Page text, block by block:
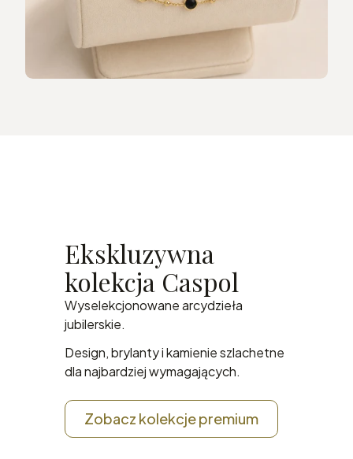
Ekskluzywna
kolekcja Caspol
Wyselekcjonowane arcydzieła
jubilerskie.
Design, brylanty i kamienie szlachetne
dla najbardziej wymagających.
Zobacz kolekcje premium